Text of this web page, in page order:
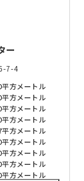
ー
7-4
方メートル
方メートル
方メートル
方メートル
方メートル
方メートル
方メートル
方メートル
方メートル